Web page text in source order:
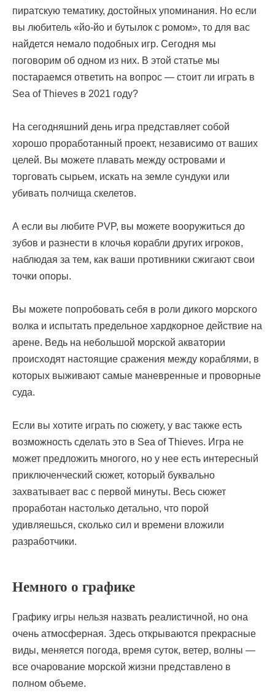
пиратскую тематику, достойных упоминания. Но если
вы любитель «йо-йо и бутылок с ромом», то для вас
найдется немало подобных игр. Сегодня мы
поговорим об одном из них. В этой статье мы
постараемся ответить на вопрос — стоит ли играть в
Sea of Thieves в 2021 году?
На сегодняшний день игра представляет собой
хорошо проработанный проект, независимо от ваших
целей. Вы можете плавать между островами и
торговать сырьем, искать на земле сундуки или
убивать полчища скелетов.
А если вы любите PVP, вы можете вооружиться до
зубов и разнести в клочья корабли других игроков,
наблюдая за тем, как ваши противники сжигают свои
точки опоры.
Вы можете попробовать себя в роли дикого морского
волка и испытать предельное хардкорное действие на
арене. Ведь на небольшой морской акватории
происходят настоящие сражения между кораблями, в
которых выживают самые маневренные и проворные
суда.
Если вы хотите играть по сюжету, у вас также есть
возможность сделать это в Sea of Thieves. Игра не
может предложить многого, но у нее есть интересный
приключенческий сюжет, который буквально
захватывает вас с первой минуты. Весь сюжет
проработан настолько детально, что порой
удивляешься, сколько сил и времени вложили
разработчики.
Немного о графике
Графику игры нельзя назвать реалистичной, но она
очень атмосферная. Здесь открываются прекрасные
виды, меняется погода, время суток, ветер, волны —
все очарование морской жизни представлено в
полном объеме.